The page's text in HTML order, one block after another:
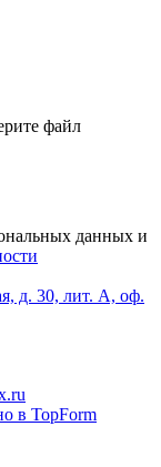
файл
данных и
д. 30, лит. А, оф.
в TopForm